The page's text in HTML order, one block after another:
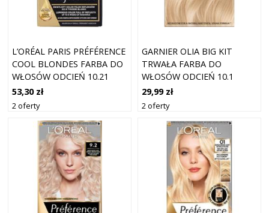
L’ORÉAL PARIS PRÉFÉRENCE
COOL BLONDES FARBA DO
WŁOSÓW ODCIEŃ 10.21
STOCKHOLM 1 SZT.
53,30 zł
2 oferty
GARNIER OLIA BIG KIT
TRWAŁA FARBA DO
WŁOSÓW ODCIEŃ 10.1
ASHY VERY VERY LIGHT
BLOND 1 SZT.
29,99 zł
2 oferty